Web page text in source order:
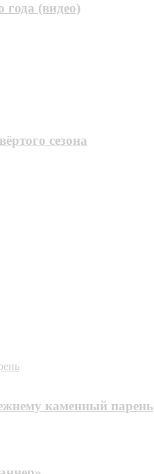
года (видео)
сезона
каменный парень